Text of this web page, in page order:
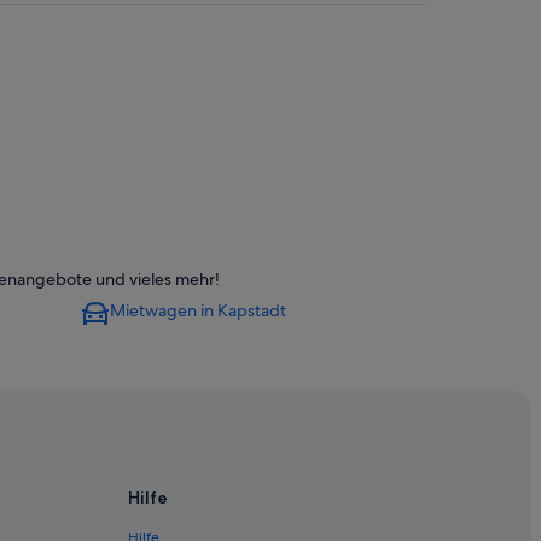
und vieles mehr!
Mietwagen in Kapstadt
Hilfe